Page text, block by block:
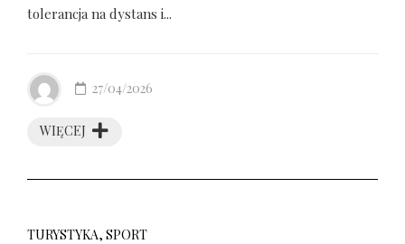
tolerancja na dystans i...
WIĘCEJ
27/04/2026
TURYSTYKA, SPORT